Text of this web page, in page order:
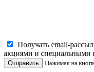
Получать email-
акциями и специальными
Отправить Нажимая на